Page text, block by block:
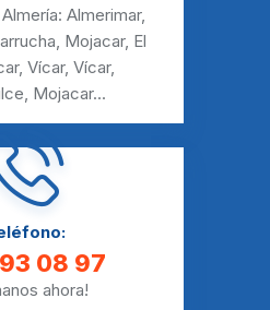
Almerimar,
Mojacar, El
, Vícar, Vícar,
Mojacar...
08 97
ahora!